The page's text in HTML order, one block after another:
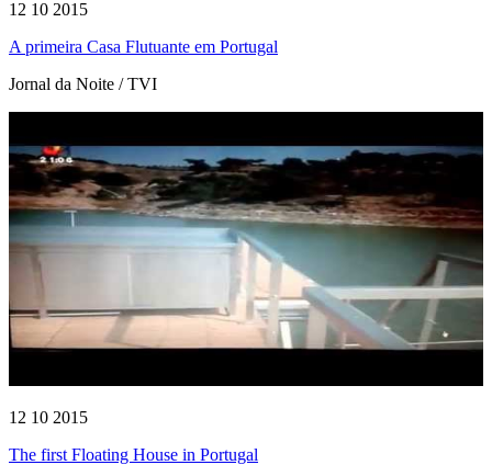
12 10 2015
A primeira Casa Flutuante em Portugal
Jornal da Noite / TVI
12 10 2015
The first Floating House in Portugal